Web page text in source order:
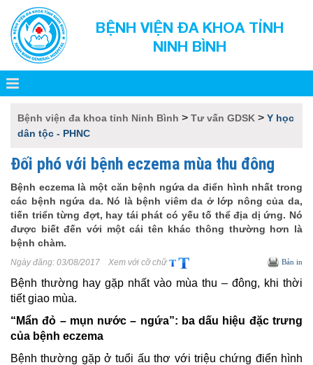
BỆNH VIỆN ĐA KHOA TỈNH
NINH BÌNH
Bệnh viện đa khoa tỉnh Ninh Bình > Tư vấn GDSK > Y học
dân tộc - PHNC
Đối phó với bệnh eczema mùa thu đông
Bệnh eczema là một căn bệnh ngứa da điển hình nhất trong
các bệnh ngứa da. Nó là bệnh viêm da ở lớp nông của da,
tiến triển từng đợt, hay tái phát có yếu tố thể địa dị ứng. Nó
được biết đến với một cái tên khác thông thường hơn là
bệnh chàm.
Ngày đăng: 03/08/2017 Xem với cỡ chữ Bản in
Bệnh thường hay gặp nhất vào mùa thu – đông, khi thời
tiết giao mùa.
“Mẩn đỏ – mụn nước – ngứa”: ba dấu hiệu đặc trưng
của bệnh eczema
Bệnh thường gặp ở tuổi ấu thơ với triệu chứng điển hình